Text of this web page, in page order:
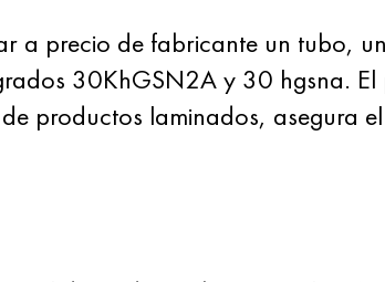
a precio de fabricante un tubo,
30KhGSN2A y 30 hgsna.
productos laminados, asegura